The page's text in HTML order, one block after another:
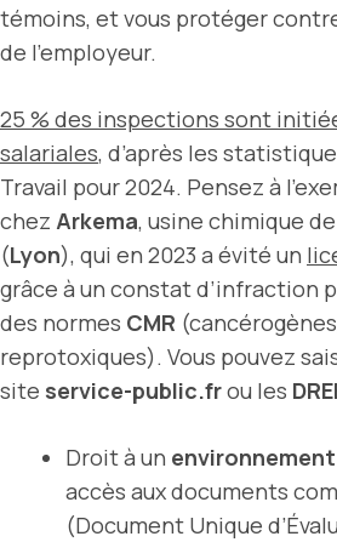
témoins, et vous protéger
de l’employeur.
25 % des inspections sont
salariales, d’après les
Travail pour 2024. Pensez à
chez Arkema, usine chimique
(Lyon), qui en 2023 a évité un
grâce à un constat d’infraction
des normes CMR
reprotoxiques). Vous pouvez
site service-public.frou les
Droit à un
accès aux documents
(Document Unique